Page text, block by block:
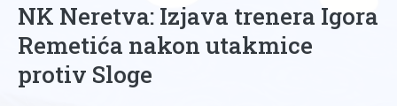
NK Neretva: Izjava trenera Igora
Remetića nakon utakmice
protiv Sloge